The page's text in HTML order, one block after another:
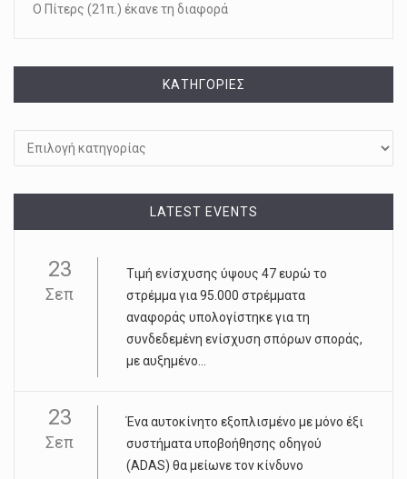
Ο Πίτερς (21π.) έκανε τη διαφορά
KΑΤΗΓΟΡΊΕΣ
LATEST EVENTS
23
Σεπ
Τιµή ενίσχυσης ύψους 47 ευρώ το
στρέµµα για 95.000 στρέµµατα
αναφοράς υπολογίστηκε για τη
συνδεδεµένη ενίσχυση σπόρων σποράς,
µε αυξηµένο...
23
Σεπ
Ένα αυτοκίνητο εξοπλισμένο με μόνο έξι
συστήματα υποβοήθησης οδηγού
(ADAS) θα μείωνε τον κίνδυνο